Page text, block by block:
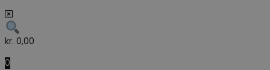
kr. 0,00
0